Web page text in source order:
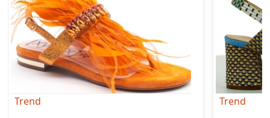
Trend Trend